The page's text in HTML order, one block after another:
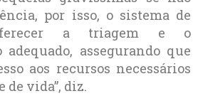
por isso, o sistema de
a triagem e o
adequado, assegurando que
aos recursos necessários
de vida”, diz.